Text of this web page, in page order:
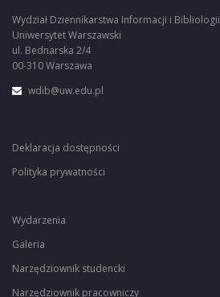
Wydział Dziennikarstwa Informacji i Bibliologii
Uniwersytet Warszawski
ul. Bednarska 2/4
00-310 Warszawa
wdib@uw.edu.pl
Deklaracja dostępności
Polityka prywatności
Wydarzenia
Galeria
Narzędziownik studencki
Narzędziownik pracowniczy